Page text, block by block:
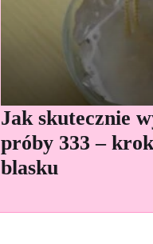
Jak skutecznie
próby 333 –
blasku